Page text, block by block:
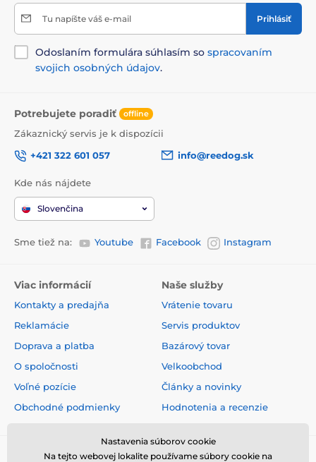
Tu napíšte váš e-mail Prihlásiť
Odoslaním formulára súhlasím so spracovaním
svojich osobných údajov.
Potrebujete poradiť offline
Zákaznický servis je k dispozícii
+421 322 601 057
info@reedog.sk
Kde nás nájdete
Slovenčina
Sme tiež na: Youtube Facebook Instagram
Viac informácií
Kontakty a predajňa
Reklamácie
Doprava a platba
O spoločnosti
Voľné pozície
Obchodné podmienky
Naše služby
Vrátenie tovaru
Servis produktov
Bazárový tovar
Velkoobchod
Články a novinky
Hodnotenia a recenzie
Nastavenia súborov cookie
Na tejto webovej lokalite používame súbory cookie na